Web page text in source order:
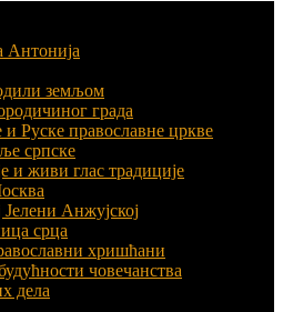
Антонија
земљом
града
Руске православне цркве
српске
и живи глас традиције
Анжујској
срца
хришћани
човечанства
дела